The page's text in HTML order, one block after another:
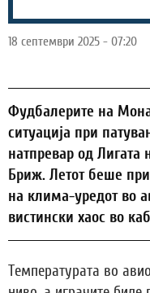
18 септември 2025 - 07:20
Фудбалерите на
ситуација при
натпревар од
Бриж. Летот беше
на клима-уредот во
вистински хаос во
Температурата во